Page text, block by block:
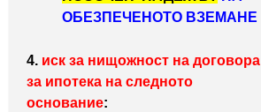
ОБЕЗПЕЧЕНОТО ВЗЕМАНЕ
4. иск за нищожност на договора
за ипотека на следното
основание: